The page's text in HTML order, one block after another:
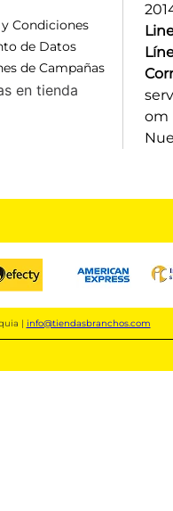
Condiciones
de Datos
de Campañas
en tienda
om
| info@tiendasbranchos.com